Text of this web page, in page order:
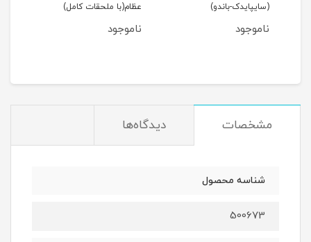
(سایپایدک-باندو)
ناموجود
عظام(با ملحقات کامل)
ناموجود
مشخصات دیدگاه‌ها
شناسه محصول
500673